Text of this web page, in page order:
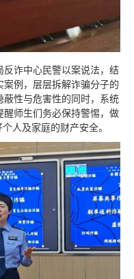
诈中心民警以案说法，结
例，层层拆解诈骗分子的
性与危害性的同时，系统
师生们务必保持警惕，做
人及家庭的财产安全。